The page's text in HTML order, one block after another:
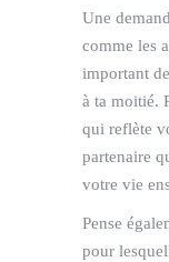
Une
comme les
important
à ta moitié.
qui reflète
partenaire
votre vie
Pense
pour